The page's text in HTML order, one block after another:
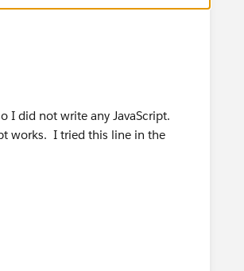
I did not write any JavaScript.
works. I tried this line in the